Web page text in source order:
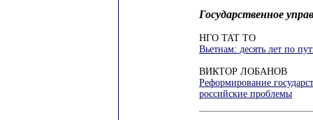
Государственное
НГО ТАТ ТО
Вьетнам: десять лет по
ВИКТОР ЛОБАНОВ
Реформирование
российские проблемы